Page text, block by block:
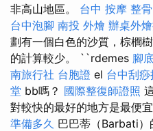
非高山地區。 台中 按摩 整骨
台中泡腳 南投 外燴 辦桌外
劃有一個白色的沙質，棕櫚
的計算較少。 ``rdemes 腳
南旅行社 台胞證 el 台中刮
堂 bb嗎？ 國際整復師證照
對較快的最好的地方是最便
準備多久 巴巴蒂（Barbati）